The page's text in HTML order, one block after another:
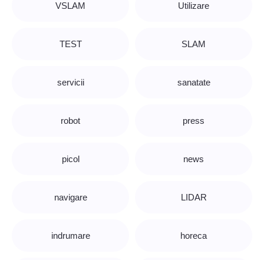
VSLAM Utilizare
TEST SLAM
servicii sanatate
robot press
picol news
navigare LIDAR
indrumare horeca